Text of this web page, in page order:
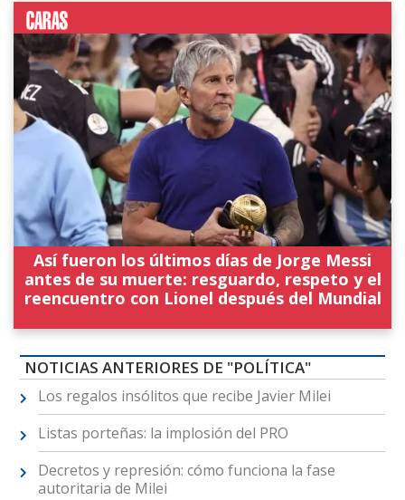
Así fueron los últimos días de Jorge Messi
antes de su muerte: resguardo, respeto y el
reencuentro con Lionel después del Mundial
NOTICIAS ANTERIORES DE "POLÍTICA"
Los regalos insólitos que recibe Javier Milei
Listas porteñas: la implosión del PRO
Decretos y represión: cómo funciona la fase
autoritaria de Milei